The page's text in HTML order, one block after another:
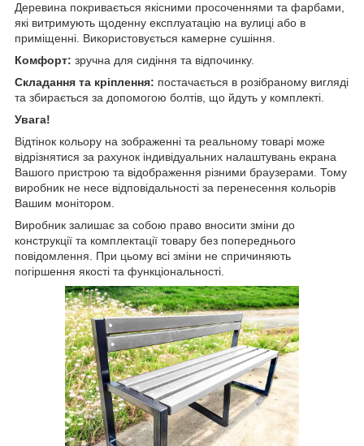
Деревина покривається якісними просоченнями та фарбами,
які витримують щоденну експлуатацію на вулиці або в
приміщенні. Використовується камерне сушіння.
Комфорт: зручна для сидіння та відпочинку.
Складання та кріплення: постачається в розібраному вигляді
та збирається за допомогою болтів, що йдуть у комплекті.
Увага!
Відтінок кольору на зображенні та реальному товарі може
відрізнятися за рахунок індивідуальних налаштувань екрана
Вашого пристрою та відображення різними браузерами. Тому
виробник не несе відповідальності за перенесення кольорів
Вашим монітором.
Виробник залишає за собою право вносити зміни до
конструкції та комплектації товару без попереднього
повідомлення. При цьому всі зміни не спричиняють
погіршення якості та функціональності.